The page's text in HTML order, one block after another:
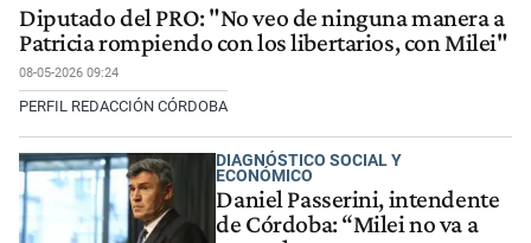
Diputado del PRO: "No veo de ninguna manera a
Patricia rompiendo con los libertarios, con Milei"
08-05-2026 09:24
PERFIL REDACCIÓN CÓRDOBA
DIAGNÓSTICO SOCIAL Y
ECONÓMICO
Daniel Passerini, intendente
de Córdoba: “Milei no va a